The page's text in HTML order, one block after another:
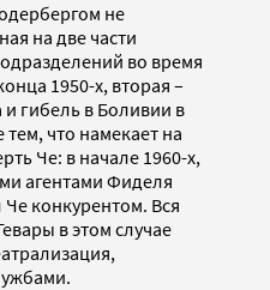
не
на две части
во время
1950-х, вторая –
и гибель в Боливии в
что намекает на
Че: в начале 1960-х,
агентами Фиделя
конкурентом. Вся
в этом случае